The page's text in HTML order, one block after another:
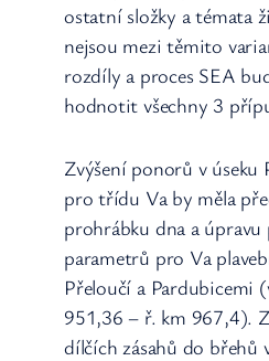
ostatní složky a témata
nejsou mezi těmito
rozdíly a proces SEA
hodnotit všechny 3
Zvýšení ponorů v úseku
pro třídu Va by měla
prohrábku dna a úpravu
parametrů pro Va
Přeloučí a Pardubicemi
951,36 – ř. km 967,4).
dílčích zásahů do břehů